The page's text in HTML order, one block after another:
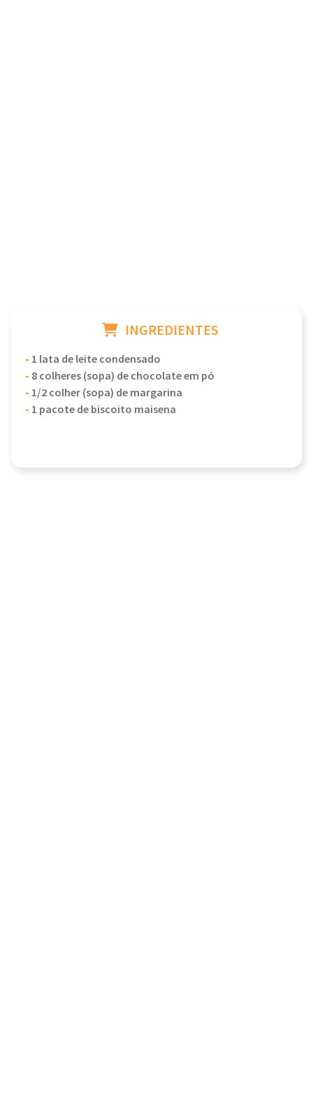
INGREDIENTES
- 1 lata de leite condensado
- 8 colheres (sopa) de chocolate em pó
- 1/2 colher (sopa) de margarina
- 1 pacote de biscoito maisena